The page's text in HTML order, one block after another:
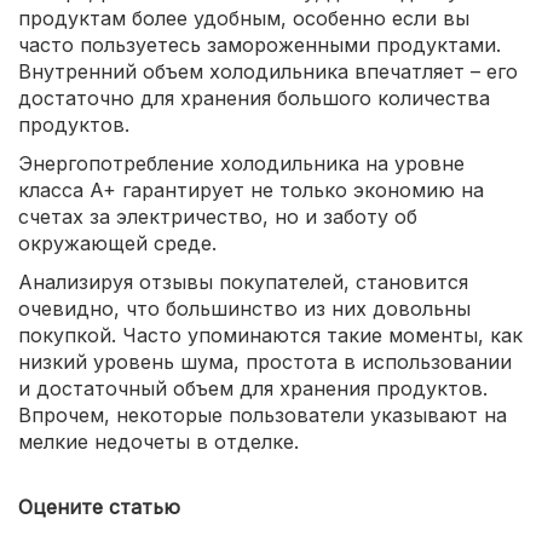
продуктам более удобным, особенно если вы
часто пользуетесь замороженными продуктами.
Внутренний объем холодильника впечатляет – его
достаточно для хранения большого количества
продуктов.
Энергопотребление холодильника на уровне
класса A+ гарантирует не только экономию на
счетах за электричество, но и заботу об
окружающей среде.
Анализируя отзывы покупателей, становится
очевидно, что большинство из них довольны
покупкой. Часто упоминаются такие моменты, как
низкий уровень шума, простота в использовании
и достаточный объем для хранения продуктов.
Впрочем, некоторые пользователи указывают на
мелкие недочеты в отделке.
Оцените статью